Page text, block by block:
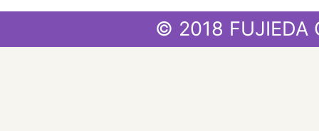
© 2018 FUJIEDA